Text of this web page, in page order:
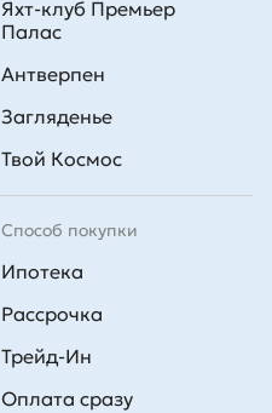
Способ покупки
Ипотека
Рассрочка
Трейд-Ин
Оплата сразу
Яхт-клуб Премьер
Палас
Антверпен
Загляденье
Твой Космос